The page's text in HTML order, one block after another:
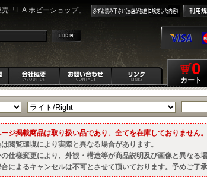
「L.A.ホビーショップ」
0
カート
ジ掲載商品は取り扱い品であり、全てを在庫しておりません。
閲覧環境により実際と異なる場合があります。
仕様変更により、外観・構造等が商品説明及び画像と異なる場
によるキャンセルは不可とさせて頂いております。予めご了承